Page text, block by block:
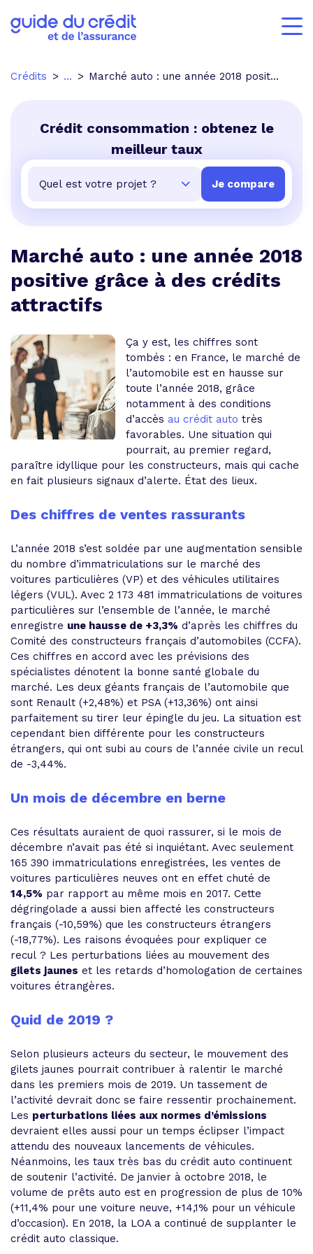
Crédits ... Marché auto : une année 2018 positive grâce à des crédits attractifs
Crédit consommation : obtenez le
meilleur taux
Marché auto : une année 2018
positive grâce à des crédits
attractifs
Ça y est, les chiffres sont
tombés : en France, le marché de
l’automobile est en hausse sur
toute l’année 2018, grâce
notamment à des conditions
d’accès au crédit auto très
favorables. Une situation qui
pourrait, au premier regard,
paraître idyllique pour les constructeurs, mais qui cache
en fait plusieurs signaux d’alerte. État des lieux.
Des chiffres de ventes rassurants
L’année 2018 s’est soldée par une augmentation sensible
du nombre d’immatriculations sur le marché des
voitures particulières (VP) et des véhicules utilitaires
légers (VUL). Avec 2 173 481 immatriculations de voitures
particulières sur l’ensemble de l’année, le marché
enregistre une hausse de +3,3% d’après les chiffres du
Comité des constructeurs français d’automobiles (CCFA).
Ces chiffres en accord avec les prévisions des
spécialistes dénotent la bonne santé globale du
marché. Les deux géants français de l’automobile que
sont Renault (+2,48%) et PSA (+13,36%) ont ainsi
parfaitement su tirer leur épingle du jeu. La situation est
cependant bien différente pour les constructeurs
étrangers, qui ont subi au cours de l’année civile un recul
de -3,44%.
Un mois de décembre en berne
Ces résultats auraient de quoi rassurer, si le mois de
décembre n’avait pas été si inquiétant. Avec seulement
165 390 immatriculations enregistrées, les ventes de
voitures particulières neuves ont en effet chuté de
14,5% par rapport au même mois en 2017. Cette
dégringolade a aussi bien affecté les constructeurs
français (-10,59%) que les constructeurs étrangers
(-18,77%). Les raisons évoquées pour expliquer ce
recul ? Les perturbations liées au mouvement des
gilets jaunes et les retards d’homologation de certaines
voitures étrangères.
Quid de 2019 ?
Selon plusieurs acteurs du secteur, le mouvement des
gilets jaunes pourrait contribuer à ralentir le marché
dans les premiers mois de 2019. Un tassement de
l’activité devrait donc se faire ressentir prochainement.
Les perturbations liées aux normes d’émissions
devraient elles aussi pour un temps éclipser l’impact
attendu des nouveaux lancements de véhicules.
Néanmoins, les taux très bas du crédit auto continuent
de soutenir l’activité. De janvier à octobre 2018, le
volume de prêts auto est en progression de plus de 10%
(+11,4% pour une voiture neuve, +14,1% pour un véhicule
d’occasion). En 2018, la LOA a continué de supplanter le
crédit auto classique.